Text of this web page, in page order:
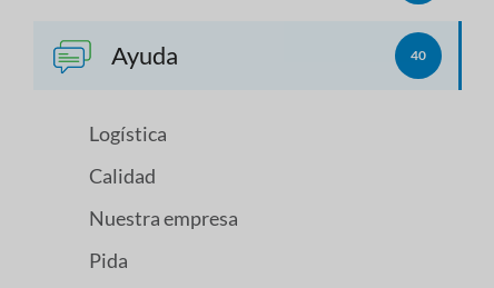
Ayuda 40
Logística
Calidad
Nuestra empresa
Pida